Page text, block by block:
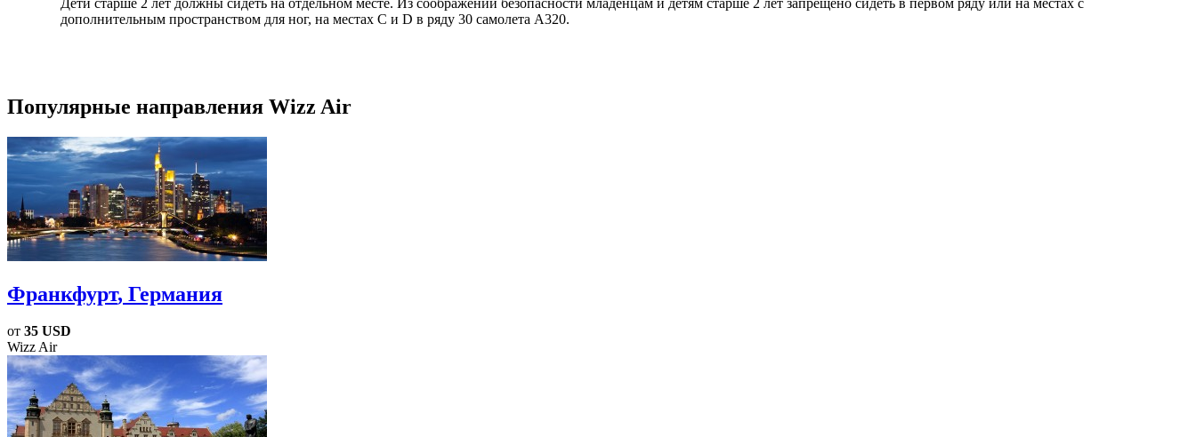
дополнительным пространством для ног, на местах C и D в ряду 30 самолета А320.
Популярные направления Wizz Air
Франкфурт, Германия
от 35 USD
Wizz Air